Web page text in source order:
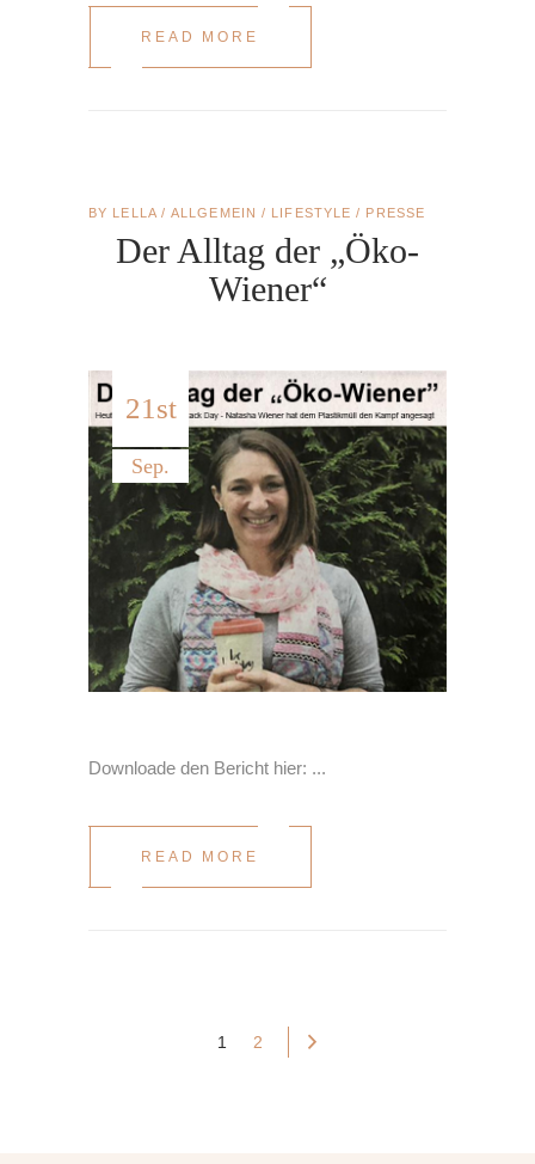
READ MORE
BY LELLA ALLGEMEIN / LIFESTYLE / PRESSE
Der Alltag der „Öko-
Wiener“
21st
Sep.
Downloade den Bericht hier:
READ MORE
1 2